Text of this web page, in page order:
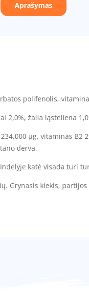
Aprašymas
polifenolis,
2,0%, žalia ląsteliena
µg, vitaminas B2
derva.
katė visada turi
Grynasis kiekis,